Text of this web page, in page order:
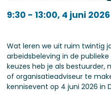
Bestuurders, managers, HR-
9:30 - 13:00, 4 juni 2026
Wat leren we uit ruim twintig
arbeidsbeleving in de
keuzes heb je als bestuurder,
of organisatieadviseur te
kennisevent op 4 juni 2026 in